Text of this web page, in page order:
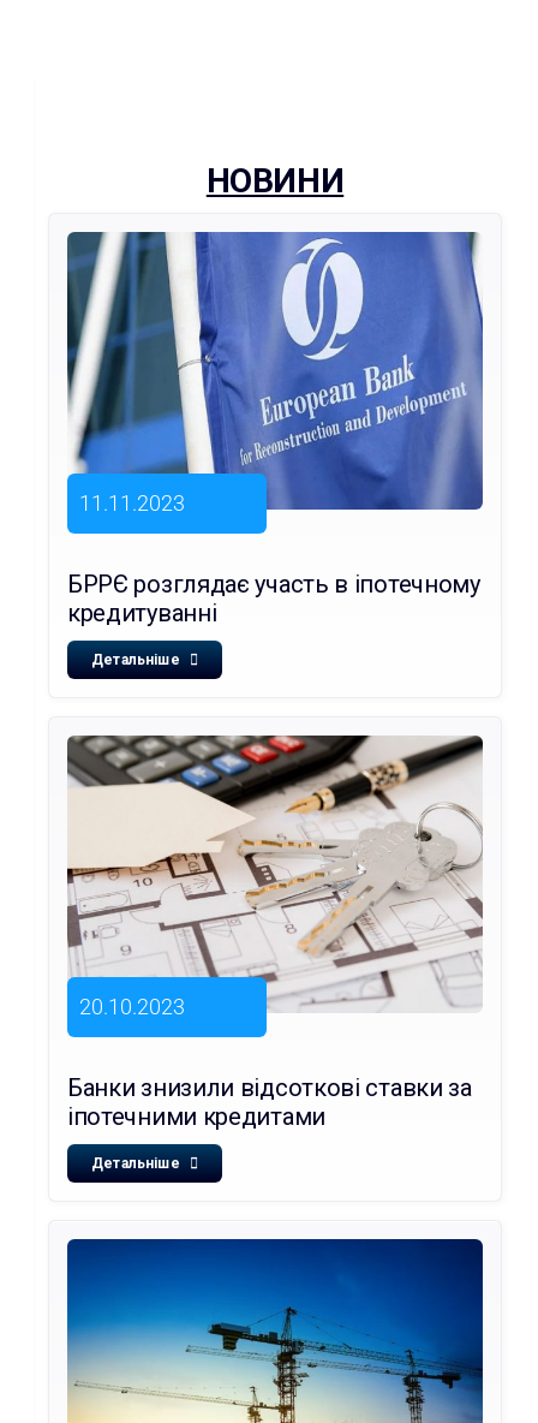
НОВИНИ
11.11.2023
БРРЄ розглядає участь в іпотечному
кредитуванні
Детальніше
20.10.2023
Банки знизили відсоткові ставки за
іпотечними кредитами
Детальніше